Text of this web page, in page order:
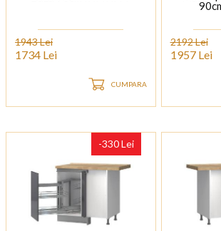
1943 Lei
1734 Lei
CUMPARA
2192 Lei
1957 Lei
-330 Lei